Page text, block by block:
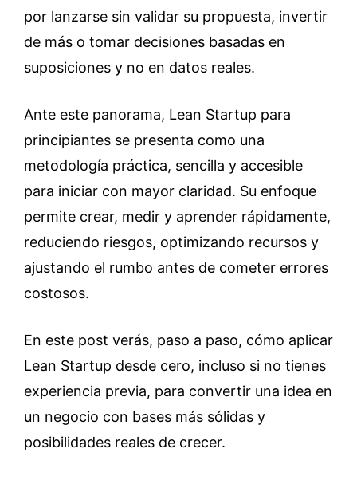
por lanzarse sin validar su propuesta, invertir
de más o tomar decisiones basadas en
suposiciones y no en datos reales.
Ante este panorama, Lean Startup para
principiantes se presenta como una
metodología práctica, sencilla y accesible
para iniciar con mayor claridad. Su enfoque
permite crear, medir y aprender rápidamente,
reduciendo riesgos, optimizando recursos y
ajustando el rumbo antes de cometer errores
costosos.
En este post verás, paso a paso, cómo aplicar
Lean Startup desde cero, incluso si no tienes
experiencia previa, para convertir una idea en
un negocio con bases más sólidas y
posibilidades reales de crecer.